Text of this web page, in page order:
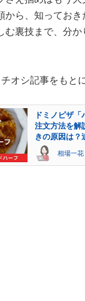
から、知っておき
む裏技まで、分
オシ記事をもと
ドミノピザ
注文方法を解
きの原因は？
相場一花